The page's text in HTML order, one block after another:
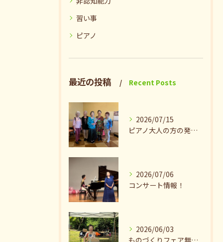
習い事
ピアノ
最近の投稿 Recent Posts
2026/07/15
ピアノ大人の方の発表会兼ねたお茶会🎵
2026/07/06
コンサート情報！
2026/06/03